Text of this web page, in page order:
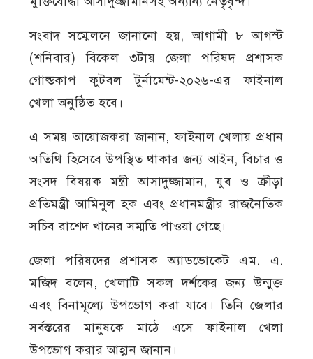
সংবাদ সম্মেলনে জানানো হয়, আগামী ৮ আগস্ট
(শনিবার) বিকেল ৩টায় জেলা পরিষদ প্রশাসক
গোল্ডকাপ ফুটবল টুর্নামেন্ট-২০২৬-এর ফাইনাল
খেলা অনুষ্ঠিত হবে।
এ সময় আয়োজকরা জানান, ফাইনাল খেলায় প্রধান
অতিথি হিসেবে উপস্থিত থাকার জন্য আইন, বিচার ও
সংসদ বিষয়ক মন্ত্রী আসাদুজ্জামান, যুব ও ক্রীড়া
প্রতিমন্ত্রী আমিনুল হক এবং প্রধানমন্ত্রীর রাজনৈতিক
সচিব রাশেদ খানের সম্মতি পাওয়া গেছে।
জেলা পরিষদের প্রশাসক অ্যাডভোকেট এম. এ.
মজিদ বলেন, খেলাটি সকল দর্শকের জন্য উন্মুক্ত
এবং বিনামূল্যে উপভোগ করা যাবে। তিনি জেলার
সর্বস্তরের মানুষকে মাঠে এসে ফাইনাল খেলা
উপভোগ করার আহ্বান জানান।